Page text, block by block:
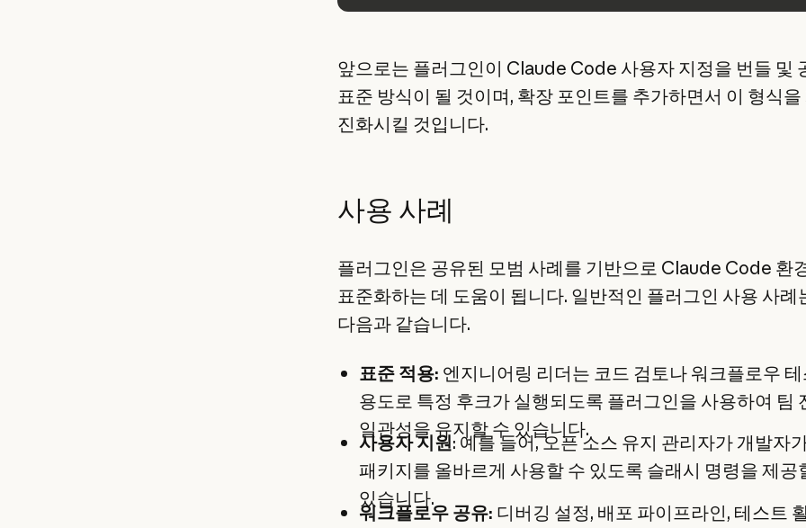
앞으로는 플러그인이 Claude Code 사용자 지정을 번들 및
표준 방식이 될 것이며, 확장 포인트를 추가하면서 이 형식을
진화시킬 것입니다.
사용 사례
플러그인은 공유된 모범 사례를 기반으로 Claude Code 환
표준화하는 데 도움이 됩니다. 일반적인 플러그인 사용 사례
다음과 같습니다.
표준 적용: 엔지니어링 리더는 코드 검토나 워크플로우 테
용도로 특정 후크가 실행되도록 플러그인을 사용하여 팀
일관성을 유지할 수 있습니다.
사용자 지원: 예를 들어, 오픈 소스 유지 관리자가 개발자
패키지를 올바르게 사용할 수 있도록 슬래시 명령을 제공
있습니다.
워크플로우 공유: 디버깅 설정, 배포 파이프라인, 테스트